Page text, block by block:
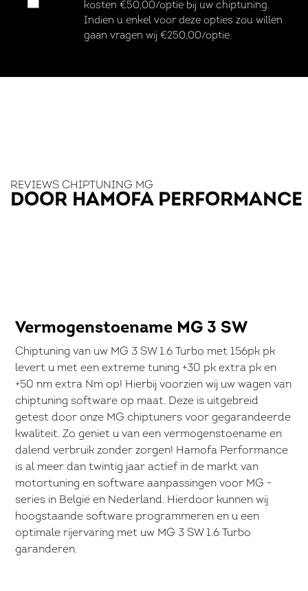
kosten €50,00/optie bij uw chiptuning.
Indien u enkel voor deze opties zou willen
gaan vragen wij €250,00/optie.
REVIEWS CHIPTUNING MG
DOOR HAMOFA PERFORMANCE
Vermogenstoename MG 3 SW
Chiptuning van uw MG 3 SW 1.6 Turbo met 156pk pk
levert u met een extreme tuning +30 pk extra pk en
+50 nm extra Nm op! Hierbij voorzien wij uw wagen van
chiptuning software op maat. Deze is uitgebreid
getest door onze MG chiptuners voor gegarandeerde
kwaliteit. Zo geniet u van een vermogenstoename en
dalend verbruik zonder zorgen! Hamofa Performance
is al meer dan twintig jaar actief in de markt van
motortuning en software aanpassingen voor MG -
series in België en Nederland. Hierdoor kunnen wij
hoogstaande software programmeren en u een
optimale rijervaring met uw MG 3 SW 1.6 Turbo
garanderen.